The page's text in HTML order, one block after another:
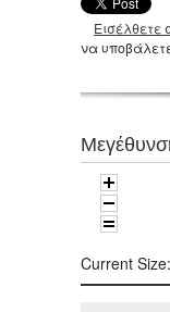
Εισέλθετε
να
Current Size: